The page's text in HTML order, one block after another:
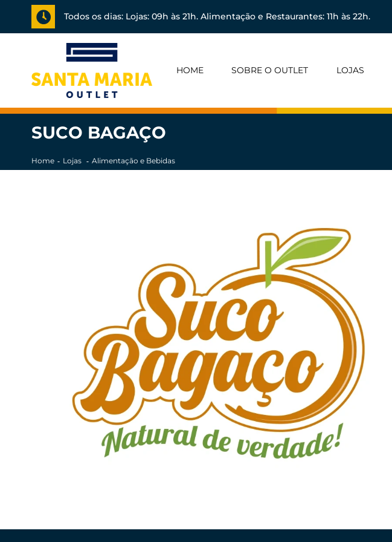
Todos os dias: Lojas: 09h às 21h. Alimentação e Restaurantes: 11h às 22h.
HOME SOBRE O OUTLET LOJAS
SUCO BAGAÇO
Home Lojas Alimentação e Bebidas